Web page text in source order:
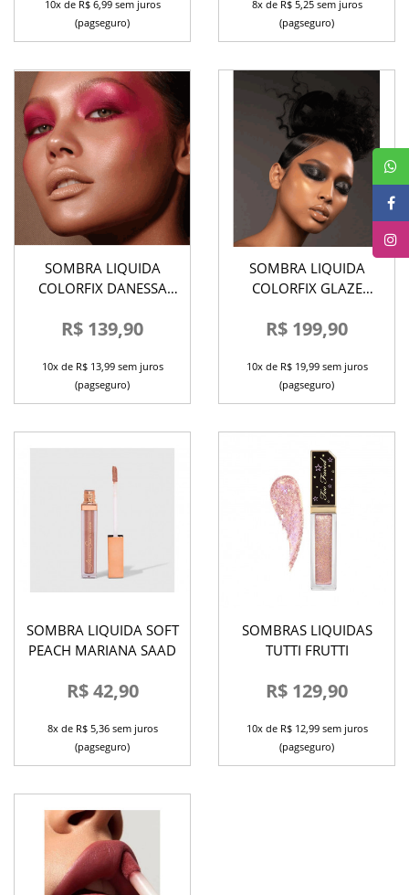
10x de R$ 6,99 sem juros
(pagseguro)
8x de R$ 5,25 sem juros
(pagseguro)
SOMBRA LIQUIDA
COLORFIX DANESSA
R$ 139,90
10x de R$ 13,99 sem juros
(pagseguro)
SOMBRA LIQUIDA
COLORFIX GLAZE
R$ 199,90
10x de R$ 19,99 sem juros
(pagseguro)
SOMBRA LIQUIDA SOFT
PEACH MARIANA SAAD
R$ 42,90
8x de R$ 5,36 sem juros
(pagseguro)
SOMBRAS LIQUIDAS
TUTTI FRUTTI
R$ 129,90
10x de R$ 12,99 sem juros
(pagseguro)